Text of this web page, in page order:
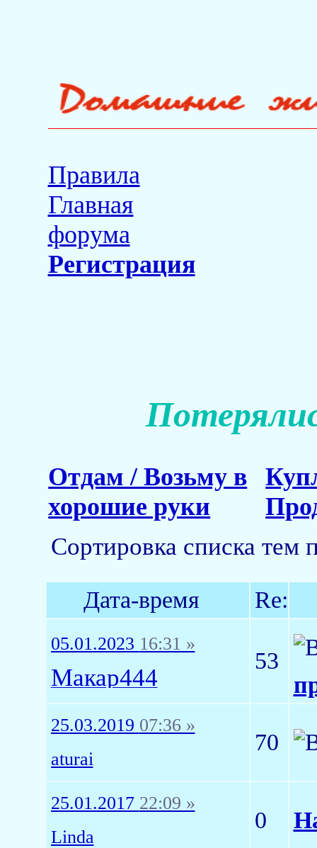
Правила
Главная
форума
Регистрация
Отдам / Возьму в
хорошие руки
Сортировка списка тем
Дата-время Re:
05.01.2023 16:31 »
Макар444
53
25.03.2019 07:36 »
aturai
70
25.01.2017 22:09 »
Linda
0